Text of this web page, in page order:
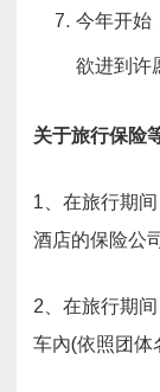
今年开始
欲进到许
关于旅行保险
1、在旅行期
酒店的保险公
2、在旅行期
车內(依照团体